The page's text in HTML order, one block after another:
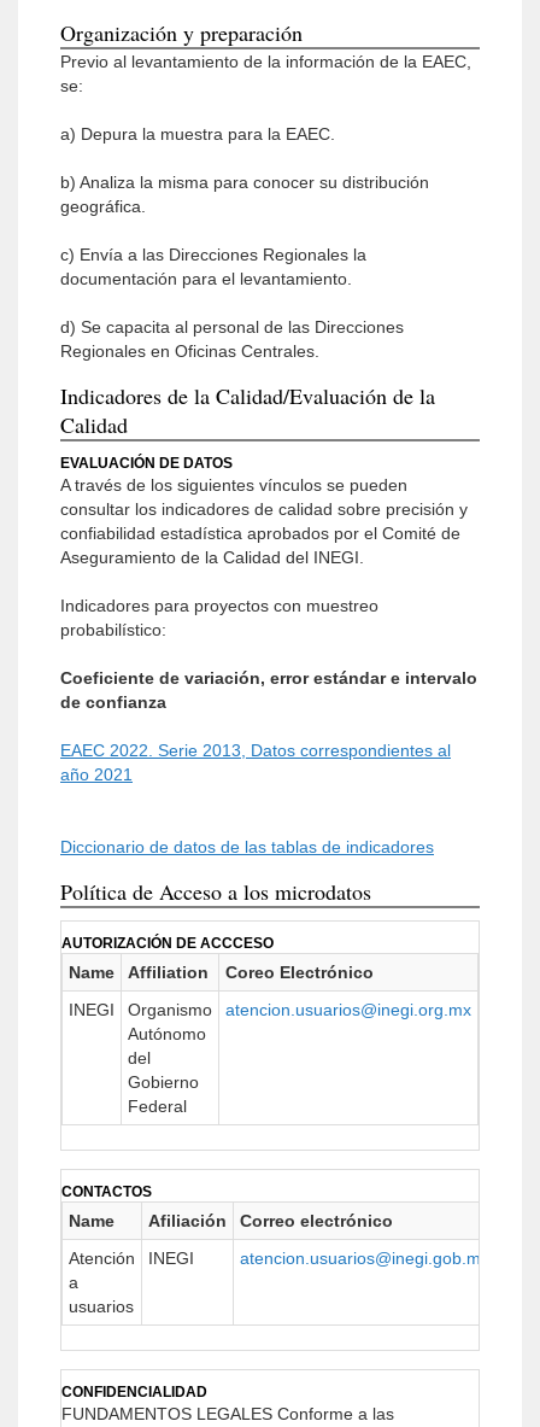
Organización y preparación
Previo al levantamiento de la información de la EAEC,
se:
a) Depura la muestra para la EAEC.
b) Analiza la misma para conocer su distribución
geográfica.
c) Envía a las Direcciones Regionales la
documentación para el levantamiento.
d) Se capacita al personal de las Direcciones
Regionales en Oficinas Centrales.
Indicadores de la Calidad/Evaluación de la
Calidad
EVALUACIÓN DE DATOS
A través de los siguientes vínculos se pueden
consultar los indicadores de calidad sobre precisión y
confiabilidad estadística aprobados por el Comité de
Aseguramiento de la Calidad del INEGI.
Indicadores para proyectos con muestreo
probabilístico:
Coeficiente de variación, error estándar e intervalo
de confianza
EAEC 2022. Serie 2013, Datos correspondientes al
año 2021
Diccionario de datos de las tablas de indicadores
Política de Acceso a los microdatos
AUTORIZACIÓN DE ACCCESO
Name Affiliation Coreo Electrónico
INEGI
Organismo
Autónomo
del
Gobierno
Federal
atencion.usuarios@inegi.org.mx
CONTACTOS
Name Afiliación Correo electrónico
Atención
a
usuarios
INEGI atencion.usuarios@inegi.gob.mx
CONFIDENCIALIDAD
FUNDAMENTOS LEGALES Conforme a las